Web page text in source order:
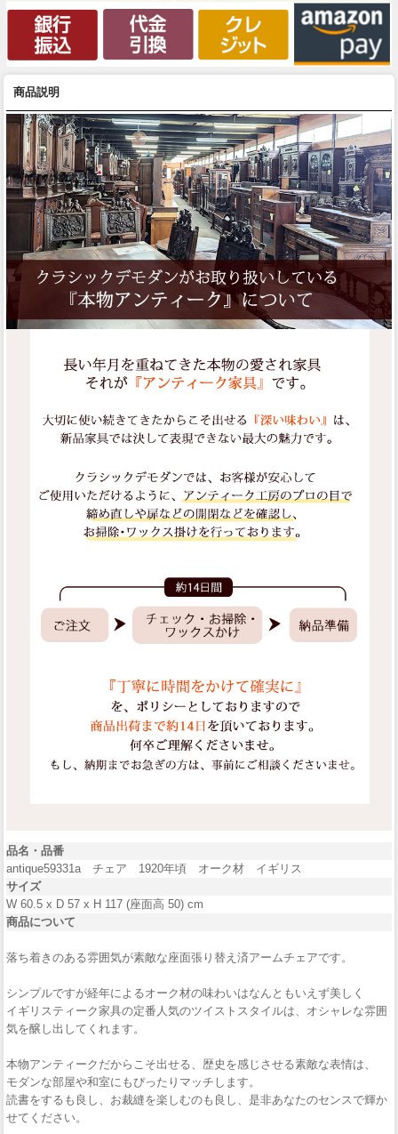
商品説明
品名・品番
antique59331a チェア 1920年頃 オーク材 イギリス
サイズ
W 60.5 x D 57 x H 117 (座面高 50) cm
商品について
落ち着きのある雰囲気が素敵な座面張り替え済アームチェアです。
シンプルですが経年によるオーク材の味わいはなんともいえず美しく
イギリスティーク家具の定番人気のツイストスタイルは、オシャレな雰囲
気を醸し出してくれます。
本物アンティークだからこそ出せる、歴史を感じさせる素敵な表情は、
モダンな部屋や和室にもぴったりマッチします。
読書をするも良し、お裁縫を楽しむのも良し、是非あなたのセンスで輝か
せてください。